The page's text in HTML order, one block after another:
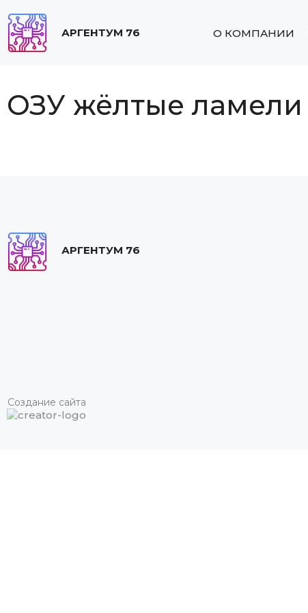
АРГЕНТУМ 76 О КОМПАНИИ
ОЗУ жёлтые ламели
АРГЕНТУМ 76
Создание сайта